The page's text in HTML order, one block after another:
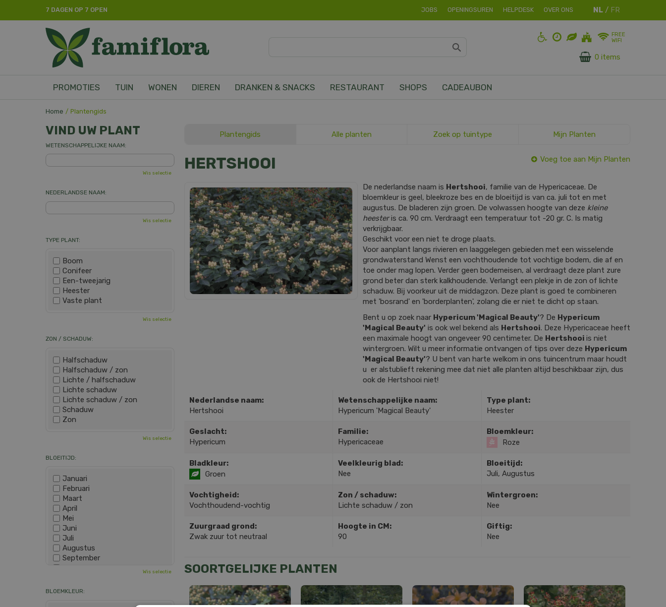
Home Plantengids
7 DAGEN OP 7 OPEN JOBS OPENINGSUREN HELPDESK OVER ONS
FREE
WIFI
0 items
PROMOTIES TUIN WONEN DIEREN DRANKEN & SNACKS RESTAURANT SHOPS CADEAUBON
Plantengids Alle planten Zoek op tuintype Mijn Planten
HERTSHOOI Voeg toe aan Mijn Planten
De nederlandse naam is Hertshooi, familie van de Hypericaceae. De
bloemkleur is geel, bleekroze bes en de bloeitijd is van ca. juli tot en met
augustus. De bladeren zijn groen. De volwassen hoogte van deze kleine
heesteris ca. 90 cm. Verdraagt een temperatuur tot -20 gr. C. Is matig
verkrijgbaar.
Geschikt voor een niet te droge plaats.
Voor aanplant langs rivieren en laaggelegen gebieden met een wisselende
grondwaterstand Wenst een vochthoudende tot vochtige bodem, die af en
toe onder mag lopen. Verder geen bodemeisen, al verdraagt deze plant zure
grond beter dan sterk kalkhoudende. Verlangt een plekje in de zon of lichte
schaduw. Bij voorkeur uit de middagzon. Deze plant is goed te combineren
met 'bosrand' en 'borderplanten', zolang die er niet te dicht op staan.
Bent u op zoek naar Hypericum 'Magical Beauty'? De Hypericum
'Magical Beauty' is ook wel bekend als Hertshooi. Deze Hypericaceae heeft
een maximale hoogt van ongeveer 90 centimeter. De Hertshooi is niet
wintergroen. Wilt u meer informatie ontvangen of tips over deze Hypericum
'Magical Beauty'? U bent van harte welkom in ons tuincentrum maar houdt
u er alstublieft rekening mee dat niet alle planten altijd beschikbaar zijn, dus
ook de Hertshooi niet!
Nederlandse naam:
Hertshooi
Wetenschappelijke naam:
Hypericum 'Magical Beauty'
Type plant:
Heester
Geslacht:
Hypericum
Familie:
Hypericaceae
Bloemkleur:
Roze
Bladkleur:
Groen
Veelkleurig blad:
Nee
Bloeitijd:
Juli, Augustus
Vochtigheid:
Vochthoudend-vochtig
Zon / schaduw:
Lichte schaduw / zon
Wintergroen:
Nee
Zuurgraad grond:
Zwak zuur tot neutraal
Hoogte in CM:
90
Giftig:
Nee
SOORTGELIJKE PLANTEN
VIND UW PLANT
WETENSCHAPPELIJKE NAAM:
Wis selectie
NEDERLANDSE NAAM:
Wis selectie
TYPE PLANT:
Boom
Conifeer
Een-tweejarig
Heester
Vaste plant
Wis selectie
ZON / SCHADUW:
Halfschaduw
Halfschaduw / zon
Lichte / halfschaduw
Lichte schaduw
Lichte schaduw / zon
Schaduw
Zon
Wis selectie
BLOEITIJD:
Januari
Februari
Maart
April
Mei
Juni
Juli
Augustus
September
December
Wis selectie
BLOEMKLEUR: